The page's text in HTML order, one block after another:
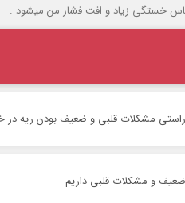
خستگی زیاد و افت فشار من میشود .
مشکلات قلبی و ضعیف بودن ریه در
و مشکلات قلبی داریم